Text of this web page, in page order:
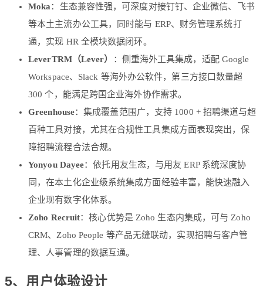
Moka：生态兼容性强，可深度对接钉钉、企业微信、飞书
等本土主流办公工具，同时能与 ERP、财务管理系统打
通，实现 HR 全模块数据闭环。
LeverTRM（Lever）
：侧重海外工具集成，适配 Google
Workspace、Slack 等海外办公软件，第三方接口数量超
300 个，能满足跨国企业海外协作需求。
Greenhouse：集成覆盖范围广，支持 1000 + 招聘渠道与超
百种工具对接，尤其在合规性工具集成方面表现突出，保
障招聘流程合法合规。
Yonyou Dayee：依托用友生态，与用友 ERP 系统深度协
同，在本土化企业级系统集成方面经验丰富，能快速融入
企业现有数字化体系。
Zoho Recruit：核心优势是 Zoho 生态内集成，可与 Zoho
CRM、Zoho People 等产品无缝联动，实现招聘与客户管
理、人事管理的数据互通。
5、用户体验设计